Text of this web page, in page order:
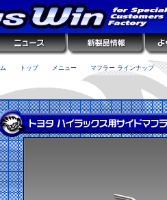
トップ メニュー マフラー ラインナップ